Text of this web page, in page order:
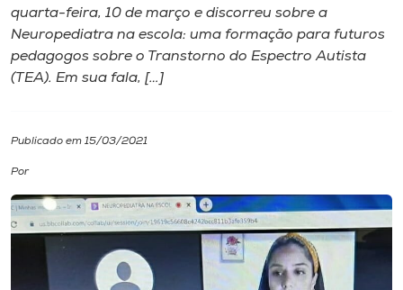
I.nova
Diplomados
Biblioteca
quarta-feira, 10 de março e discorreu sobre a
Neuropediatra na escola: uma formação para futuros
pedagogos sobre o Transtorno do Espectro Autista
(TEA). Em sua fala, […]
Publicado em 15/03/2021
Por